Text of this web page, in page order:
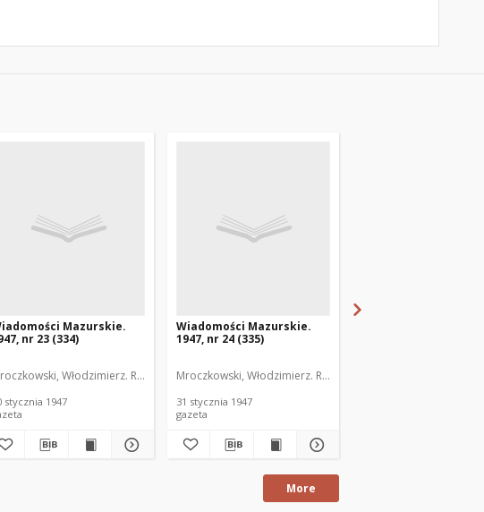
Mazurskie.
nr 23 (334)
Włodzimierz. Red.
stycznia 1947
Wiadomości Mazurskie.
1947, nr 24 (335)
Mroczkowski, Włodzimierz. Red.
31 stycznia 1947
gazeta
More